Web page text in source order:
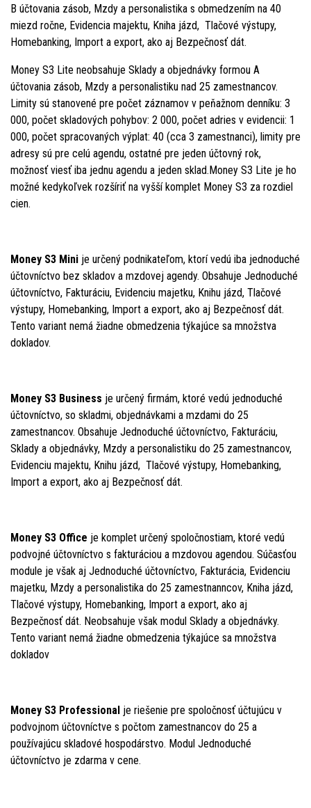
B účtovania zásob, Mzdy a personalistika s obmedzením na 40
miezd ročne, Evidencia majektu, Kniha jázd, Tlačové výstupy,
Homebanking, Import a export, ako aj Bezpečnosť dát.
Money S3 Lite neobsahuje Sklady a objednávky formou A
účtovania zásob, Mzdy a personalistiku nad 25 zamestnancov.
Limity sú stanovené pre počet záznamov v peňažnom denníku: 3
000, počet skladových pohybov: 2 000, počet adries v evidencii: 1
000, počet spracovaných výplat: 40 (cca 3 zamestnanci), limity pre
adresy sú pre celú agendu, ostatné pre jeden účtovný rok,
možnosť viesť iba jednu agendu a jeden sklad.Money S3 Lite je ho
možné kedykoľvek rozšíriť na vyšší komplet Money S3 za rozdiel
cien.
Money S3 Mini je určený podnikateľom, ktorí vedú iba jednoduché
účtovníctvo bez skladov a mzdovej agendy. Obsahuje Jednoduché
účtovníctvo, Fakturáciu, Evidenciu majetku, Knihu jázd, Tlačové
výstupy, Homebanking, Import a export, ako aj Bezpečnosť dát.
Tento variant nemá žiadne obmedzenia týkajúce sa množstva
dokladov.
Money S3 Business je určený firmám, ktoré vedú jednoduché
účtovníctvo, so skladmi, objednávkami a mzdami do 25
zamestnancov. Obsahuje Jednoduché účtovníctvo, Fakturáciu,
Sklady a objednávky, Mzdy a personalistiku do 25 zamestnancov,
Evidenciu majektu, Knihu jázd, Tlačové výstupy, Homebanking,
Import a export, ako aj Bezpečnosť dát.
Money S3 Office je komplet určený spoločnostiam, ktoré vedú
podvojné účtovníctvo s fakturáciou a mzdovou agendou. Súčasťou
module je však aj Jednoduché účtovníctvo, Fakturácia, Evidenciu
majetku, Mzdy a personalistika do 25 zamestnanncov, Kniha jázd,
Tlačové výstupy, Homebanking, Import a export, ako aj
Bezpečnosť dát. Neobsahuje však modul Sklady a objednávky.
Tento variant nemá žiadne obmedzenia týkajúce sa množstva
dokladov
Money S3 Professional je riešenie pre spoločnosť účtujúcu v
podvojnom účtovníctve s počtom zamestnancov do 25 a
používajúcu skladové hospodárstvo. Modul Jednoduché
účtovníctvo je zdarma v cene.